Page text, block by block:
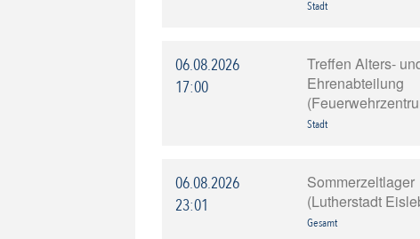
Stadt
06.08.2026
17:00
Treffen Alters-
Ehrenabteilung
Stadt
06.08.2026
23:01
Sommerzeltlager
(Lutherstadt
Gesamt